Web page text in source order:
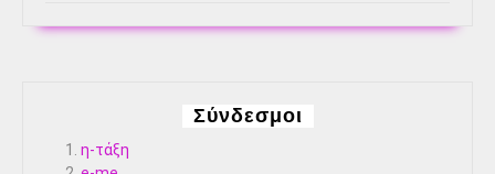
Σύνδεσμοι
η-τάξη